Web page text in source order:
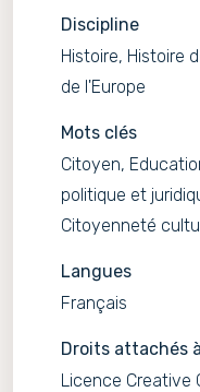
Discipline
Histoire, Histoire
de l'Europe
Mots clés
Citoyen,
politique et
Citoyenneté
Langues
Français
Droits attachés
Licence Creative